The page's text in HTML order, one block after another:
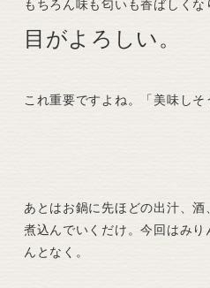
もちろん味も匂いも香ばしくな
目がよろしい。
これ重要ですよね。「美味しそ
あとはお鍋に先ほどの出汁、
煮込んでいくだけ。今回はみ
んとなく。